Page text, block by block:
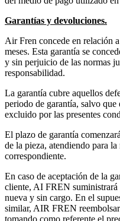
Garantías y devoluciones.
Air Fren concede en relación
meses. Esta garantía se
y sin perjuicio de las normas
responsabilidad.
La garantía cubre aquellos
periodo de garantía, salvo que
excluido por las presentes
El plazo de garantía
de la pieza, atendiendo para
correspondiente.
En caso de aceptación de la
cliente, AI FREN suministrará
nueva y sin cargo. En el
similar, AIR FREN
tomando como referente el